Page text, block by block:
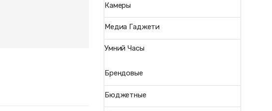
Камеры
Медиа Гаджети
Умний Часы
Брендовые
Бюджетные